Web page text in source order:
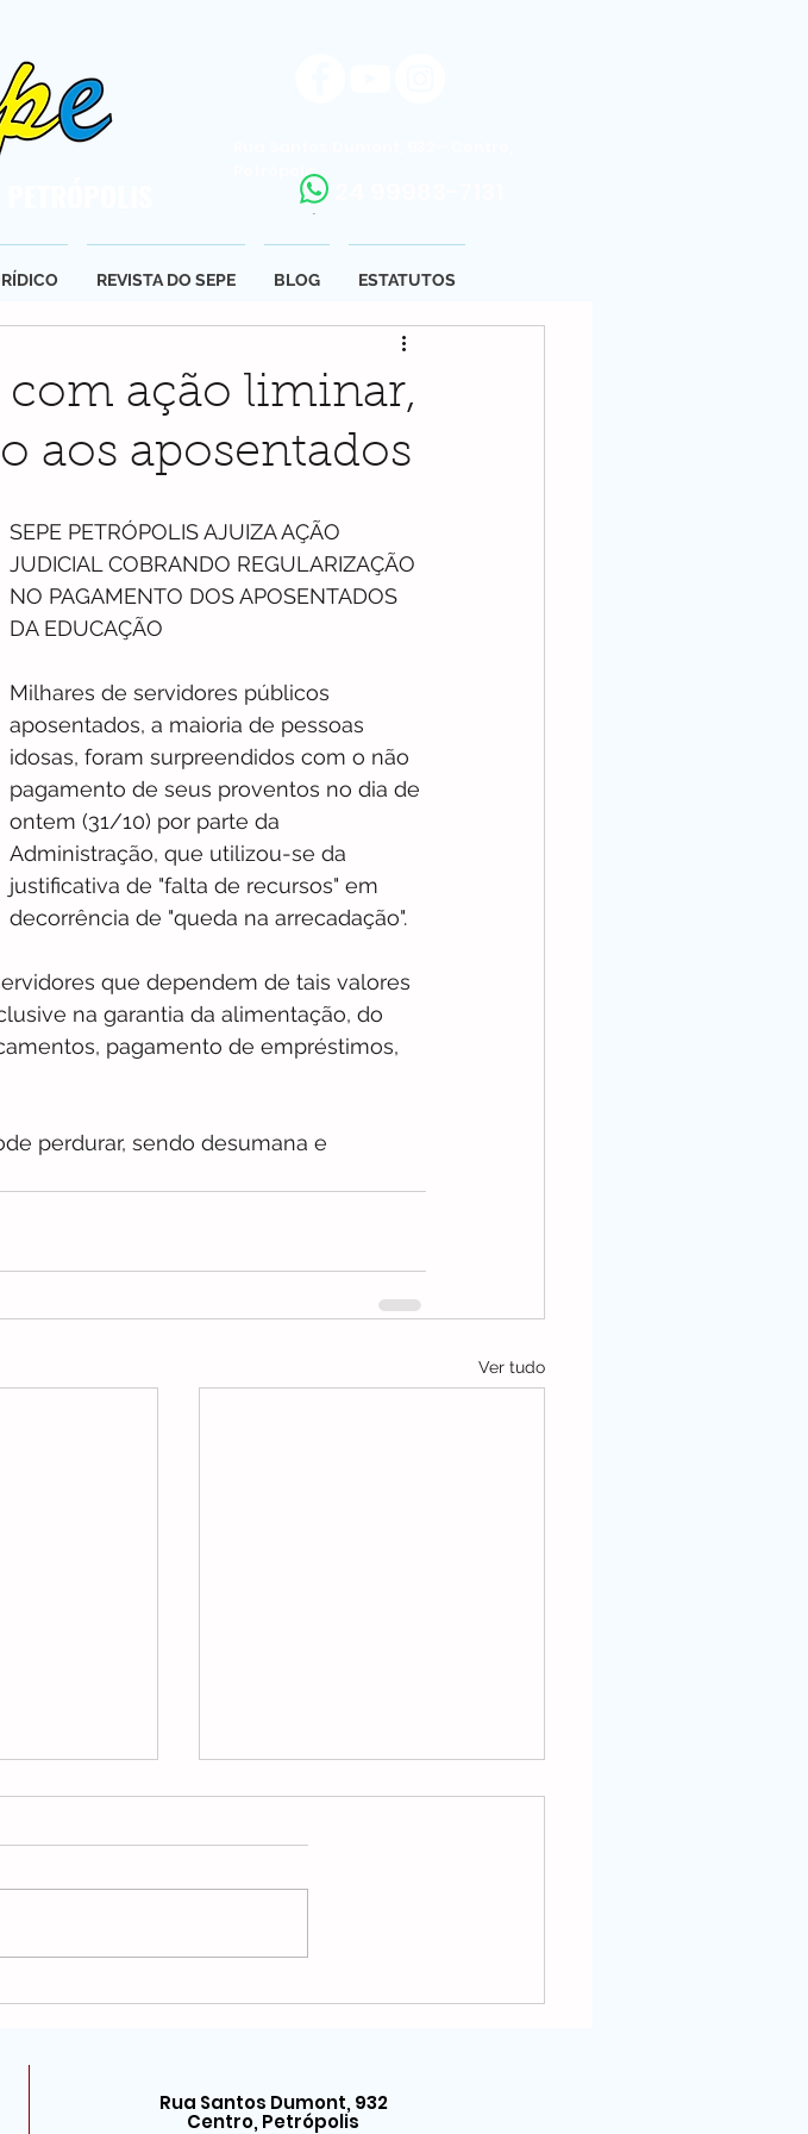
Petrópolis
com ação liminar,
aos aposentados
SEPE PETRÓPOLIS AJUIZA AÇÃO
JUDICIAL COBRANDO REGULARIZAÇÃO
NO PAGAMENTO DOS APOSENTADOS
DA EDUCAÇÃO
Milhares de servidores públicos
aposentados, a maioria de pessoas
idosas, foram surpreendidos com o não
pagamento de seus proventos no dia de
ontem (31/10) por parte da
Administração, que utilizou-se da
justificativa de "falta de recursos" em
decorrência de "queda na arrecadação".
que dependem de tais valores
na garantia da alimentação, do
pagamento de empréstimos,
perdurar, sendo desumana e
Ver tudo
Prefeito e
REVISTA DO SEPE BLOG ESTATUTOS
Rua Santos Dumont, 932
Centro, Petrópolis